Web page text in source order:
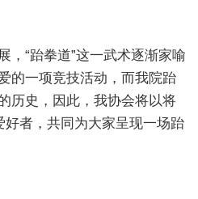
“跆拳道”这一武术逐渐家喻
的一项竞技活动，而我院跆
历史，因此，我协会将以将
者，共同为大家呈现一场跆